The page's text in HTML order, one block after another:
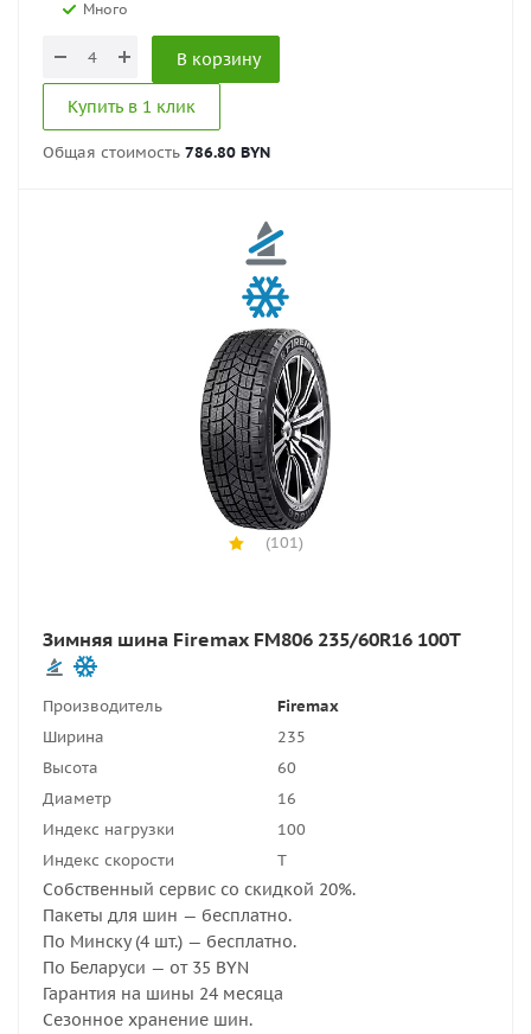
Много
В корзину
Купить в 1 клик
Общая стоимость 786.80 BYN
(101)
Зимняя шина Firemax FM806 235/60R16 100T
Производитель
Firemax
Ширина
235
Высота
60
Диаметр
16
Индекс нагрузки
100
Индекс скорости
T
Собственный сервис со скидкой 20%.
Пакеты для шин — бесплатно.
По Минску (4 шт.) — бесплатно.
По Беларуси — от 35 BYN
Гарантия на шины 24 месяца
Сезонное хранение шин.